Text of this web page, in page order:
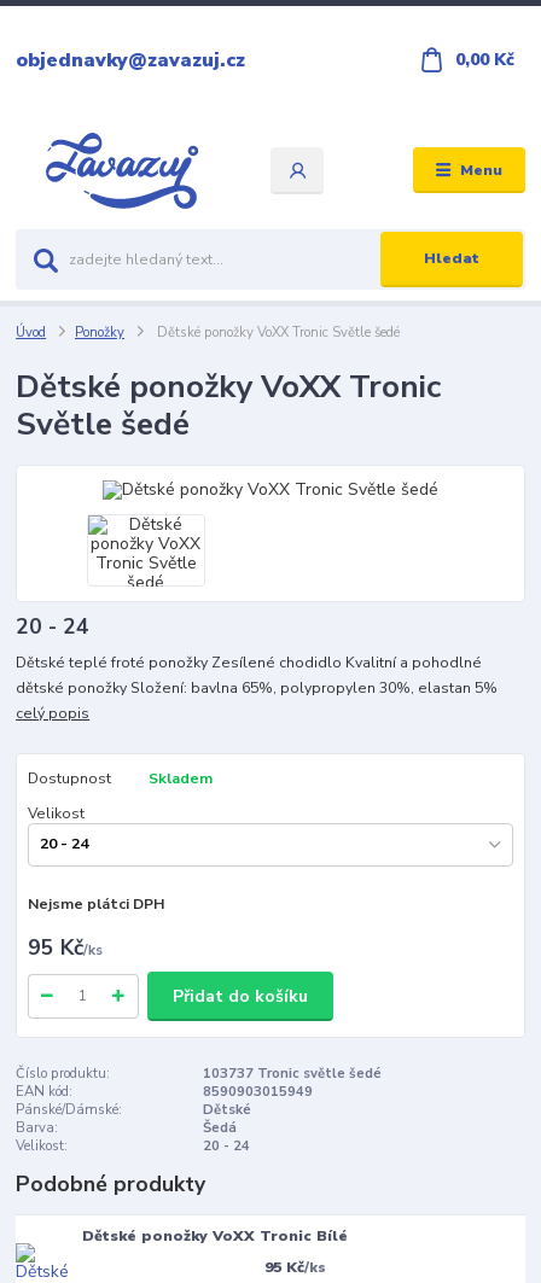
Menu
Hledat
objednavky@zavazuj.cz 0,00 Kč
Úvod Ponožky Dětské ponožky VoXX Tronic Světle šedé
Dětské ponožky VoXX Tronic
Světle šedé
20 - 24
Dětské teplé froté ponožky Zesílené chodidlo Kvalitní a pohodlné
dětské ponožky Složení: bavlna 65%, polypropylen 30%, elastan 5%
celý popis
Dostupnost
Skladem
Velikost
Nejsme plátci DPH
95 Kč/ks
Přidat do košíku
Číslo produktu:
103737 Tronic světle šedé
EAN kód:
8590903015949
Pánské/Dámské:
Dětské
Barva:
Šedá
Velikost:
20 - 24
Podobné produkty
Dětské ponožky VoXX Tronic Bílé
95 Kč/ks